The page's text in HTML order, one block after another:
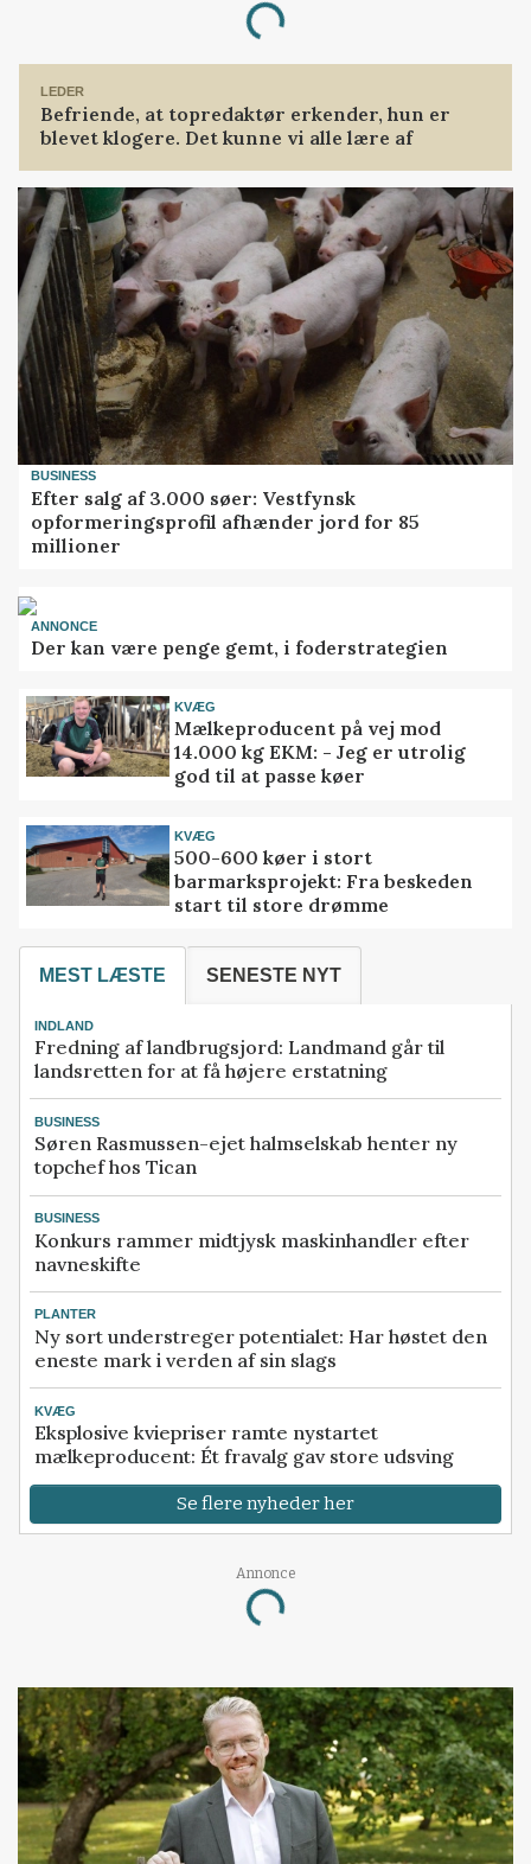
Loading...
LEDER
Befriende, at topredaktør erkender, hun er
blevet klogere. Det kunne vi alle lære af
BUSINESS
Efter salg af 3.000 søer: Vestfynsk
opformeringsprofil afhænder jord for 85
millioner
ANNONCE
Der kan være penge gemt, i foderstrategien
KVÆG
Mælkeproducent på vej mod
14.000 kg EKM: - Jeg er utrolig
god til at passe køer
KVÆG
500-600 køer i stort
barmarksprojekt: Fra beskeden
start til store drømme
MEST LÆSTE SENESTE NYT
INDLAND
Fredning af landbrugsjord: Landmand går til
landsretten for at få højere erstatning
BUSINESS
Søren Rasmussen-ejet halmselskab henter ny
topchef hos Tican
BUSINESS
Konkurs rammer midtjysk maskinhandler efter
navneskifte
PLANTER
Ny sort understreger potentialet: Har høstet den
eneste mark i verden af sin slags
KVÆG
Eksplosive kviepriser ramte nystartet
mælkeproducent: Ét fravalg gav store udsving
Se flere nyheder her
Annonce
Loading...